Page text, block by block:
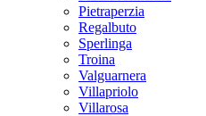
Pietraperzia
Regalbuto
Sperlinga
Troina
Valguarnera
Villapriolo
Villarosa